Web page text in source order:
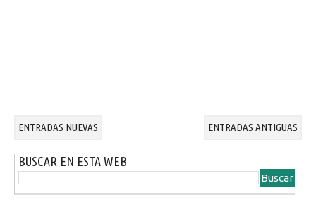
ENTRADAS NUEVAS ENTRADAS ANTIGUAS
BUSCAR EN ESTA WEB